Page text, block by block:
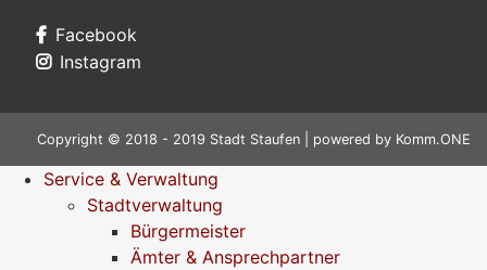
Facebook
Instagram
Copyright © 2018 - 2019 Stadt Staufen | powered by Komm.ONE
Service & Verwaltung
Stadtverwaltung
Bürgermeister
Ämter & Ansprechpartner